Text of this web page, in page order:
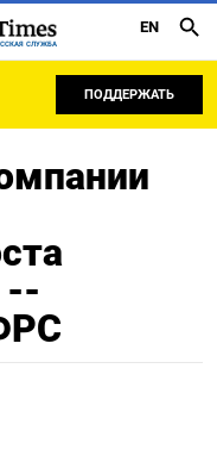
СЛУЖБА
EN
ПОДДЕРЖАТЬ
--